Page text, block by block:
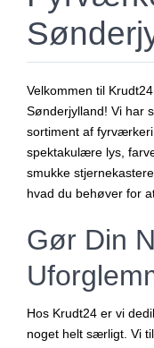
Velkommen til
Sønderjylland! Vi har
sortiment af
spektakulære lys,
smukke
hvad du behøver for
Gør Din
Hos Krudt24 er vi
noget helt særligt. Vi